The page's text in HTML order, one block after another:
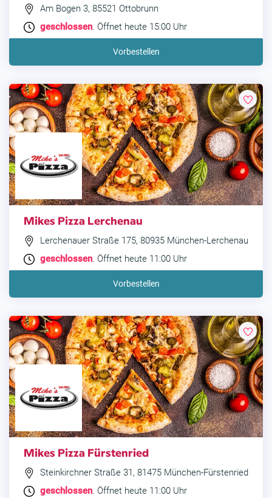
Am Bogen 3, 85521 Ottobrunn
geschlossen. Öffnet heute 15:00 Uhr
Vorbestellen
Mikes Pizza Lerchenau
Lerchenauer Straße 175, 80935 München-Lerchenau
geschlossen. Öffnet heute 11:00 Uhr
Vorbestellen
Mikes Pizza Fürstenried
Steinkirchner Straße 31, 81475 München-Fürstenried
geschlossen. Öffnet heute 11:00 Uhr